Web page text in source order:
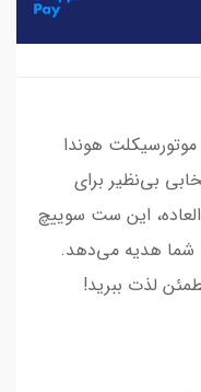
موتورسیکلت هوندا
بی‌نظیر برای
این ست سوییچ
شما هدیه می‌دهد.
لذت ببرید!